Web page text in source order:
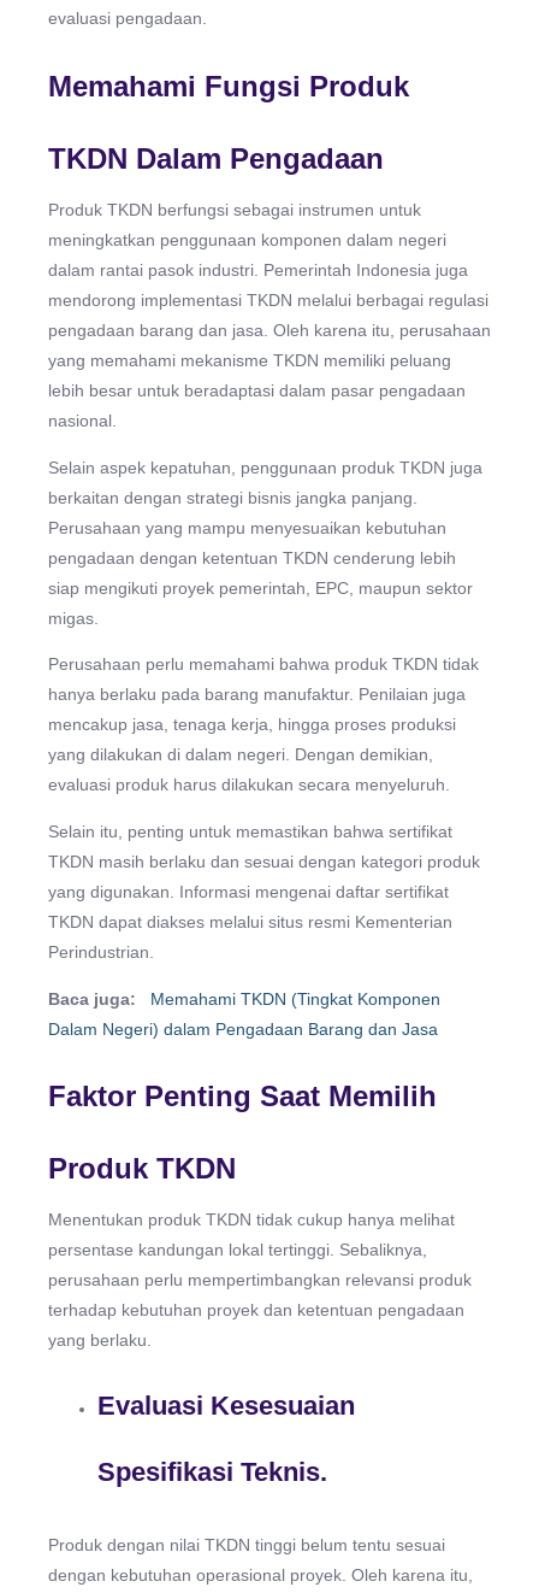
evaluasi pengadaan.
Memahami Fungsi Produk
TKDN Dalam Pengadaan
Produk TKDN berfungsi sebagai instrumen untuk
meningkatkan penggunaan komponen dalam negeri
dalam rantai pasok industri. Pemerintah Indonesia juga
mendorong implementasi TKDN melalui berbagai regulasi
pengadaan barang dan jasa. Oleh karena itu, perusahaan
yang memahami mekanisme TKDN memiliki peluang
lebih besar untuk beradaptasi dalam pasar pengadaan
nasional.
Selain aspek kepatuhan, penggunaan produk TKDN juga
berkaitan dengan strategi bisnis jangka panjang.
Perusahaan yang mampu menyesuaikan kebutuhan
pengadaan dengan ketentuan TKDN cenderung lebih
siap mengikuti proyek pemerintah, EPC, maupun sektor
migas.
Perusahaan perlu memahami bahwa produk TKDN tidak
hanya berlaku pada barang manufaktur. Penilaian juga
mencakup jasa, tenaga kerja, hingga proses produksi
yang dilakukan di dalam negeri. Dengan demikian,
evaluasi produk harus dilakukan secara menyeluruh.
Selain itu, penting untuk memastikan bahwa sertifikat
TKDN masih berlaku dan sesuai dengan kategori produk
yang digunakan. Informasi mengenai daftar sertifikat
TKDN dapat diakses melalui situs resmi Kementerian
Perindustrian.
Baca juga:
Memahami TKDN (Tingkat Komponen
Dalam Negeri) dalam Pengadaan Barang dan Jasa
Faktor Penting Saat Memilih
Produk TKDN
Menentukan produk TKDN tidak cukup hanya melihat
persentase kandungan lokal tertinggi. Sebaliknya,
perusahaan perlu mempertimbangkan relevansi produk
terhadap kebutuhan proyek dan ketentuan pengadaan
yang berlaku.
Evaluasi Kesesuaian
Spesifikasi Teknis.
Produk dengan nilai TKDN tinggi belum tentu sesuai
dengan kebutuhan operasional proyek. Oleh karena itu,